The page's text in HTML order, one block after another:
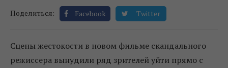
Поделиться: Facebook Twitter
Сцены жестокости в новом фильме скандального
режиссера вынудили ряд зрителей уйти прямо с